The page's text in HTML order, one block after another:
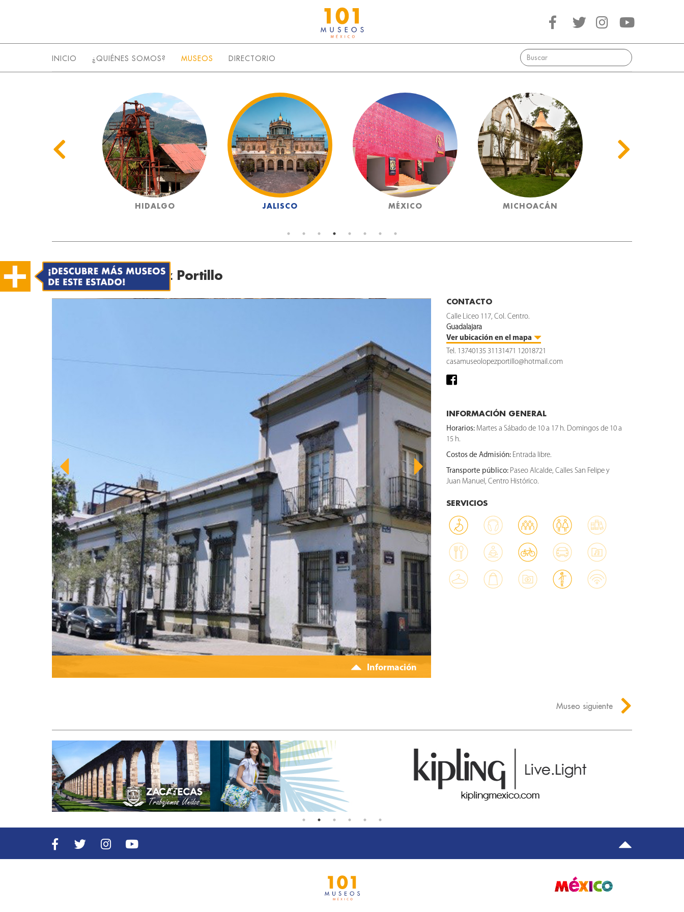
INICIO ¿QUIÉNES SOMOS? MUSEOS DIRECTORIO
HIDALGO JALISCO MÉXICO MICHOACÁN
Casa Museo López Portillo
Información
CONTACTO
Calle Liceo 117, Col. Centro.
Guadalajara
Ver ubicación en el mapa
Tel. 13740135 31131471 12018721
casamuseolopezportillo@hotmail.com
INFORMACIÓN GENERAL
Horarios: Martes a Sábado de 10 a 17 h. Domingos de 10 a
15 h.
Costos de Admisión: Entrada libre.
Transporte público: Paseo Alcalde, Calles San Felipe y
Juan Manuel, Centro Histórico.
SERVICIOS
Museo siguiente